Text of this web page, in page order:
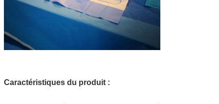
Caractéristiques du produit :